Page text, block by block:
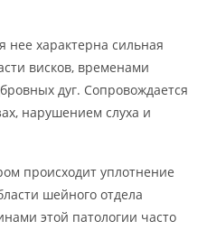
характерна сильная
висков, временами
дуг. Сопровождается
нарушением слуха и
происходит уплотнение
шейного отдела
этой патологии часто